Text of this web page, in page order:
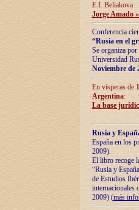
E.I. Beliakova
Jorge Amado
Conferencia
“Rusia en el
Se organiza
Universidad
Noviembre de
En vísperas de
Argentina:
La base
Rusia y
España en los
2009).
El libro recoge
“Rusia y
de Estudios
internacionales
2009) (más